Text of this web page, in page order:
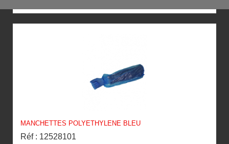
MANCHETTES POLYETHYLENE BLEU
Réf : 12528101